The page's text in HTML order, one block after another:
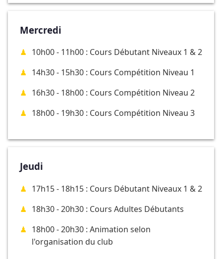
Mercredi
10h00 - 11h00 : Cours Débutant Niveaux 1 & 2
14h30 - 15h30 : Cours Compétition Niveau 1
16h30 - 18h00 : Cours Compétition Niveau 2
18h00 - 19h30 : Cours Compétition Niveau 3
Jeudi
17h15 - 18h15 : Cours Débutant Niveaux 1 & 2
18h30 - 20h30 : Cours Adultes Débutants
18h00 - 20h30 : Animation selon
l'organisation du club